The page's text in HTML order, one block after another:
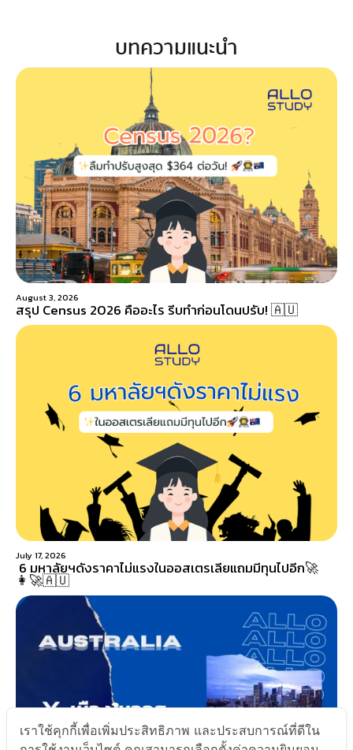
บทความแนะนำ
August 3, 2026
สรุป Census 2026 คืออะไร รีบทำก่อนโดนปรับ! 🇦🇺
July 17, 2026
6 มหาลัยฯดังราคาไม่แรงในออสเตรเลียแถมมีทุนไปอีก🚀
👩‍🚀🇦🇺
เราใช้คุกกี้เพื่อเพิ่มประสิทธิภาพ และประสบการณ์ที่ดีใน